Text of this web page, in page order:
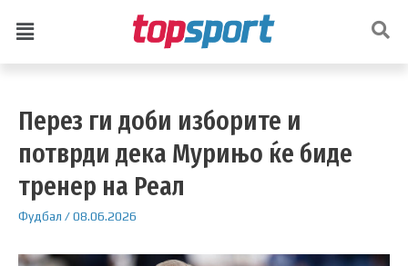
Перез ги доби изборите и
потврди дека Мурињо ќе биде
тренер на Реал
Фудбал /08.06.2026